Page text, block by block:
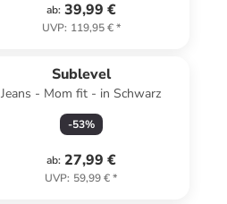
ab: 39,99 €
UVP: 119,95 €*
Sublevel
Jeans - Mom fit - in Schwarz
-53%
ab: 27,99 €
UVP: 59,99 €*